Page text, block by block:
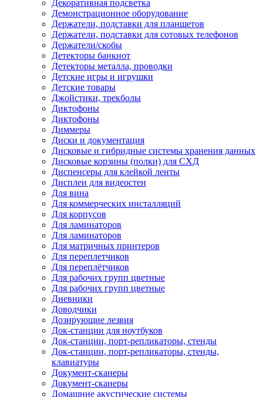
Декоративная подсветка
Демонстрационное оборудование
Держатели, подставки для планшетов
Держатели, подставки для сотовых телефонов
Держатели/скобы
Детекторы банкнот
Детекторы металла, проводки
Детские игры и игрушки
Детские товары
Джойстики, трекболы
Диктофоны
Диктофоны
Диммеры
Диски и документация
Дисковые и гибридные системы хранения данных
Дисковые корзины (полки) для СХД
Диспенсеры для клейкой ленты
Дисплеи для видеостен
Для вина
Для коммерческих инсталляций
Для корпусов
Для ламинаторов
Для ламинаторов
Для матричных принтеров
Для переплетчиков
Для переплётчиков
Для рабочих групп цветные
Для рабочих групп цветные
Дневники
Доводчики
Дозирующие лезвия
Док-станции для ноутбуков
Док-станции, порт-репликаторы, стенды
Док-станции, порт-репликаторы, стенды,
клавиатуры
Документ-сканеры
Документ-сканеры
Домашние акустические системы